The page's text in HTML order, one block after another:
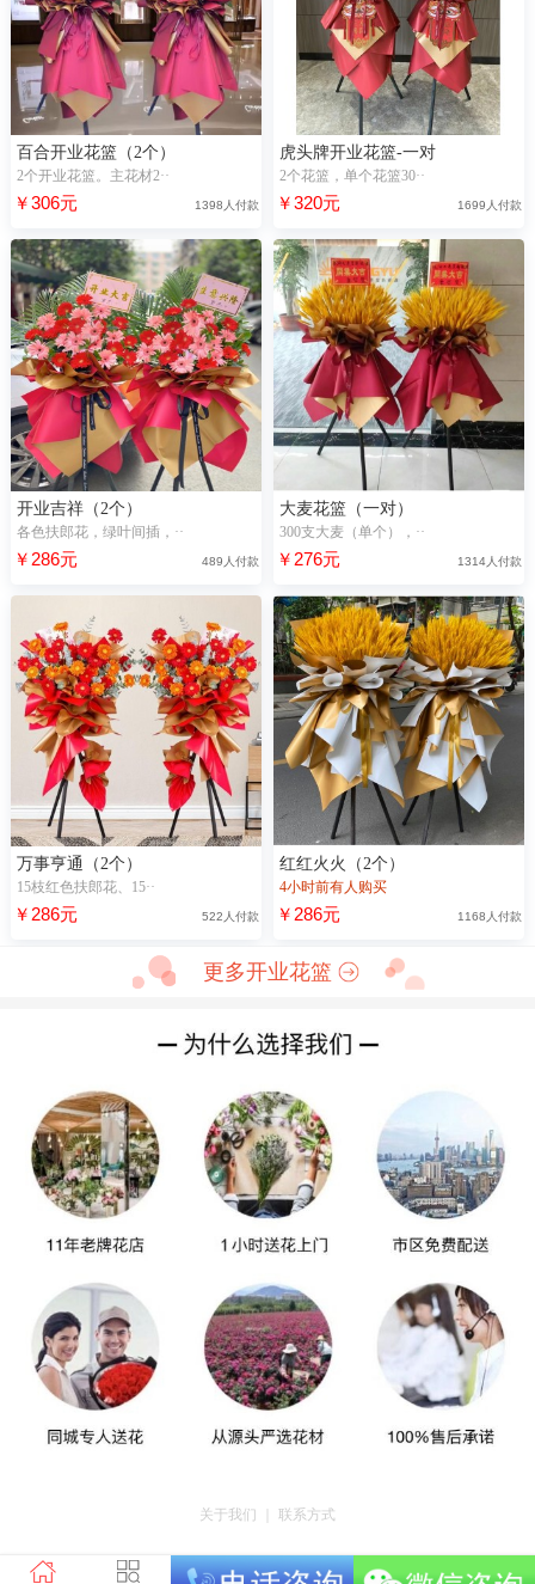
百合开业花篮（2个）
2个开业花篮。主花材2··
￥306元 1398人付款
虎头牌开业花篮-一对
2个花篮，单个花篮30··
￥320元 1699人付款
开业吉祥（2个）
各色扶郎花，绿叶间插，··
￥286元 489人付款
大麦花篮（一对）
300支大麦（单个），··
￥276元 1314人付款
万事亨通（2个）
15枝红色扶郎花、15··
￥286元 522人付款
红红火火（2个）
4小时前有人购买
￥286元 1168人付款
更多开业花篮
关于我们 联系方式
版权所有：荣昌区昌州街道爱神鲜花店 地址：重庆市荣昌区昌州街道迎宾大道
南段3号35幢4-20 电话：tel023-46761716